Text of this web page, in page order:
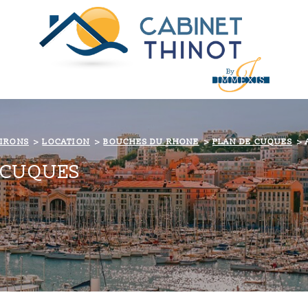
LOCATION BOUCHES DU RHONE PLAN DE CUQUES